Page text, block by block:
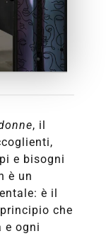
, il
e bisogni
è un
è il
che
e ogni